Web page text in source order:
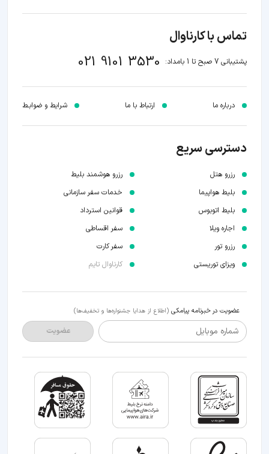
تماس با کارناوال
پشتیبانی 7 صبح تا 1 بامداد: 021 9101 3530
درباره ما ارتباط با ما شرایط و ضوابـط
دسترسی سریع
رزرو هتل
بلیط هواپیما
بلیط اتوبوس
اجاره ویلا
رزرو تور
ویزای توریستی
رزرو هوشمند بلیط
خدمات سفر سازمانی
قوانین استرداد
سفر اقساطی
سفر کارت
کارناوال تایم
عضویت در خبرنامه پیامکی (اطلاع از هدایا جشنواره‌ها و تخفیف‌ها)
شماره موبایل عضویت